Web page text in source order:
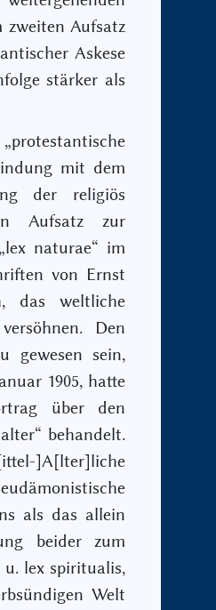
zweiten Aufsatz
Askese
stärker als
mit dem
der religiös
Aufsatz zur
naturae“ im
von Ernst
das weltliche
Den
gewesen sein,
1905, hatte
über den
behandelt.
]A[lter]liche
als das allein
beider zum
u. lex spiritualis,
Welt